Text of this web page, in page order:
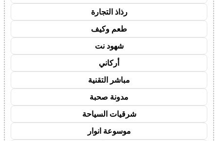
رذاذ التجارة
طعم وكيف
شهود نت
أركاني
مباشر التقنية
مدونة صحبة
شرقيات السياحة
موسوعة انوار